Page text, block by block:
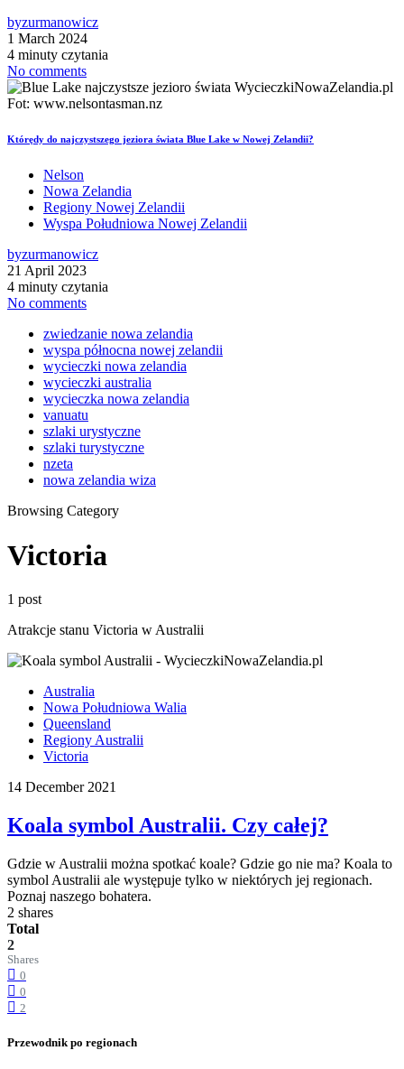
byzurmanowicz
1 March 2024
4 minuty czytania
No comments
Którędy do najczystszego jeziora świata Blue Lake w Nowej Zelandii?
Nelson
Nowa Zelandia
Regiony Nowej Zelandii
Wyspa Południowa Nowej Zelandii
byzurmanowicz
21 April 2023
4 minuty czytania
No comments
zwiedzanie nowa zelandia
wyspa północna nowej zelandii
wycieczki nowa zelandia
wycieczki australia
wycieczka nowa zelandia
vanuatu
szlaki urystyczne
szlaki turystyczne
nzeta
nowa zelandia wiza
Browsing Category
Victoria
1 post
Atrakcje stanu Victoria w Australii
Australia
Nowa Południowa Walia
Queensland
Regiony Australii
Victoria
14 December 2021
Koala symbol Australii. Czy całej?
Gdzie w Australii można spotkać koale? Gdzie go nie ma? Koala to
symbol Australii ale występuje tylko w niektórych jej regionach.
Poznaj naszego bohatera.
2 shares
Total
2
Shares
0
0
2
Przewodnik po regionach